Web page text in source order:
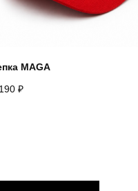
MAGA
₽